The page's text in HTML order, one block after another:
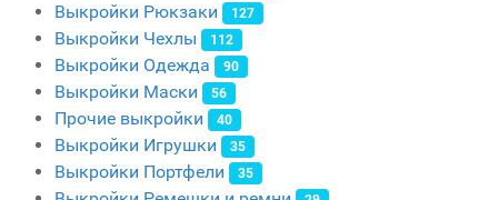
Выкройки Рюкзаки 127
Выкройки Чехлы 112
Выкройки Одежда 90
Выкройки Маски 56
Прочие выкройки 40
Выкройки Игрушки 35
Выкройки Портфели 35